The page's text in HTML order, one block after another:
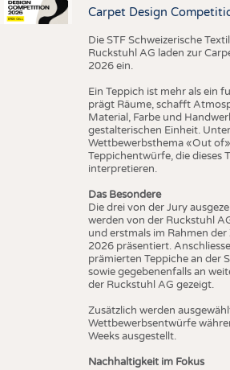
Carpet Design
Die STF Schweizerische
Ruckstuhl AG laden zur
2026 ein.
Ein Teppich ist mehr als ein
prägt Räume, schafft
Material, Farbe und
gestalterischen Einheit.
Wettbewerbsthema «Out
Teppichentwürfe, die dieses
interpretieren.
Das Besondere
Die drei von der Jury
werden von der Ruckstuhl
und erstmals im Rahmen
2026 präsentiert.
prämierten Teppiche an der
sowie gegebenenfalls an
der Ruckstuhl AG gezeigt.
Zusätzlich werden
Wettbewerbsentwürfe
Weeks ausgestellt.
Nachhaltigkeit im Fokus